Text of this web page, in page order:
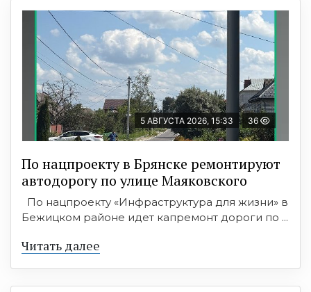
5 АВГУСТА 2026, 15:33 36
По нацпроекту в Брянске ремонтируют
автодорогу по улице Маяковского
По нацпроекту «Инфраструктура для жизни» в
Бежицком районе идет капремонт дороги по ...
Читать далее